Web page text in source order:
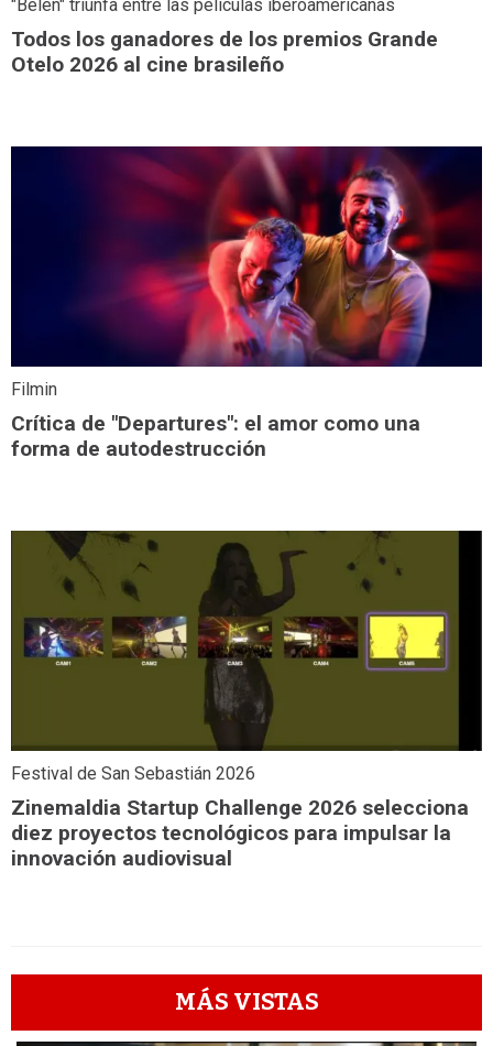
"Belén" triunfa entre las películas iberoamericanas
Todos los ganadores de los premios Grande
Otelo 2026 al cine brasileño
Filmin
Crítica de "Departures": el amor como una
forma de autodestrucción
Festival de San Sebastián 2026
Zinemaldia Startup Challenge 2026 selecciona
diez proyectos tecnológicos para impulsar la
innovación audiovisual
MÁS VISTAS